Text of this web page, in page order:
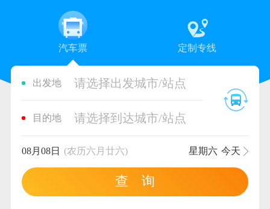
汽车票 定制专线
出发地 请选择出发城市/站点
目的地 请选择到达城市/站点
08月08日 (农历六月廿六) 星期六 今天
查 询